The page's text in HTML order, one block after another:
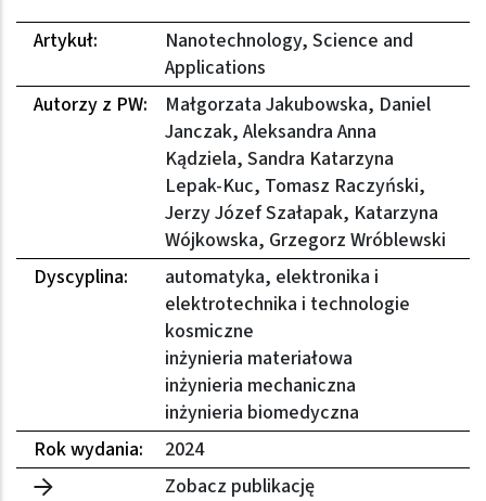
Artykuł:
Nanotechnology, Science and
Applications
Autorzy z PW:
Małgorzata Jakubowska, Daniel
Janczak, Aleksandra Anna
Kądziela, Sandra Katarzyna
Lepak-Kuc, Tomasz Raczyński,
Jerzy Józef Szałapak, Katarzyna
Wójkowska, Grzegorz Wróblewski
Dyscyplina:
automatyka, elektronika i
elektrotechnika i technologie
kosmiczne
inżynieria materiałowa
inżynieria mechaniczna
inżynieria biomedyczna
Rok wydania:
2024
Zobacz publikację